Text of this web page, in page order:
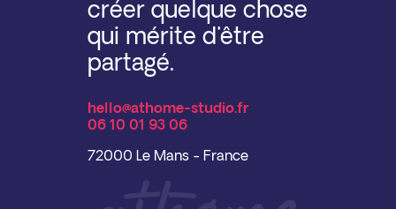
créer quelque chose
qui mérite d'être
partagé.
hello@athome-studio.fr
06 10 01 93 06
72000 Le Mans - France